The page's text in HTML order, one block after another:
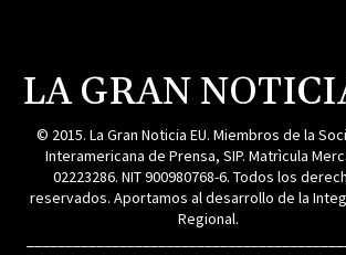
LA GRAN
© 2015. La Gran Noticia EU. Miembros de la
Interamericana de Prensa, SIP. Matrìcula
02223286. NIT 900980768-6. Todos los
reservados. Aportamos al desarrollo de la
Regional.